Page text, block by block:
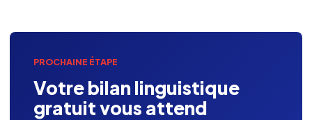
PROCHAINE ÉTAPE
Votre bilan linguistique
gratuit vous attend